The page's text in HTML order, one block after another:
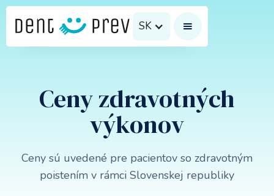
SK
Ceny zdravotných
výkonov
Ceny sú uvedené pre pacientov so zdravotným
poistením v rámci Slovenskej republiky